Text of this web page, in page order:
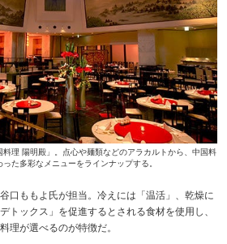
理 陽明殿」。点心や麺類などのアラカルトから、中国料
た多彩なメニューをラインナップする。
口ももよ氏が担当。冷えには「温活」、乾燥に
トックス」を促進するとされる食材を使用し、
理が選べるのが特徴だ。